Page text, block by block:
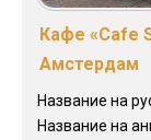
Кафе «Cafe
Амстердам
Название на
Название на